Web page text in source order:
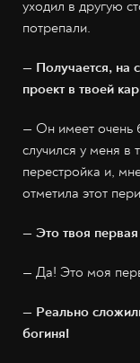
уходил в другую
потрепали.
— Получается, на
проект в твоей
— Он имеет очень
случился у меня в
перестройка и,
отметила этот
— Это твоя первая
— Да! Это моя
— Реально
богиня!